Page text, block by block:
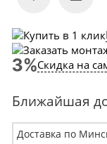
Скидка на
Ближайшая
Доставка по